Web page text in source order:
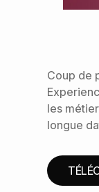
Coup de
les
longue